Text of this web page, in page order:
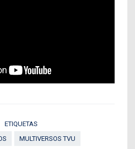
ETIQUETAS
MULTIVERSOS TVU